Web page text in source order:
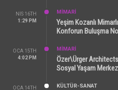
NIS 16TH
1:29 PM
MİMARİ
Yeşim Kozanlı
Konforun Buluşma
OCA 15TH
4:02 PM
MİMARİ
Özer\Ürger
Sosyal Yaşam
OCA 14TH
KÜLTÜR-SANAT